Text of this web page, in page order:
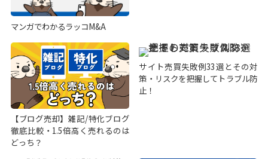
マンガでわかるラッコM&A
【ブログ売却】雑記/特化ブログ
徹底比較・1.5倍高く売れるのは
どっち？
サイト売買失敗例33選とその対
策・リスクを把握してトラブル防
止！